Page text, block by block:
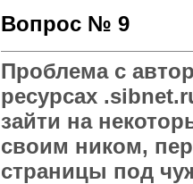
Вопрос № 9
Проблема с
ресурсах
зайти на
своим ником,
страницы под